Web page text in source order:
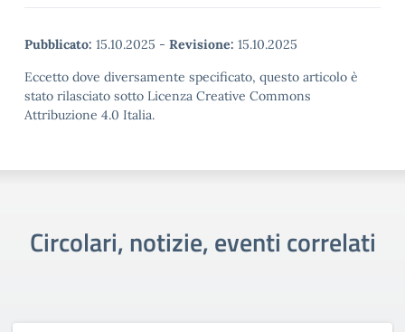
Pubblicato: 15.10.2025 - Revisione: 15.10.2025
Eccetto dove diversamente specificato, questo articolo è
stato rilasciato sotto Licenza Creative Commons
Attribuzione 4.0 Italia.
Circolari, notizie, eventi correlati